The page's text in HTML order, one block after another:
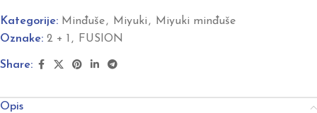
Kategorije: Minđuše, Miyuki , Miyuki minđuše
Oznake: 2 + 1 , FUSION
Share:
Opis